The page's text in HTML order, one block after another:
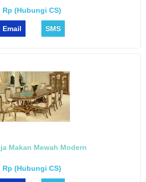
Rp (Hubungi CS)
Email SMS
Makan Mewah Modern
Rp (Hubungi CS)